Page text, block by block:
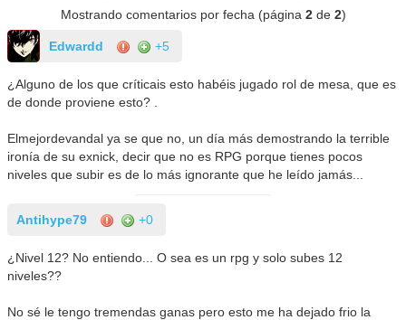
Mostrando comentarios por fecha (página 2de 2)
Edwardd +5
¿Alguno de los que críticais esto habéis jugado rol de mesa, que es
de donde proviene esto? .
Elmejordevandal ya se que no, un día más demostrando la terrible
ironía de su exnick, decir que no es RPG porque tienes pocos
niveles que subir es de lo más ignorante que he leído jamás...
Antihype79 +0
¿Nivel 12? No entiendo... O sea es un rpg y solo subes 12
niveles??
No sé le tengo tremendas ganas pero esto me ha dejado frio la